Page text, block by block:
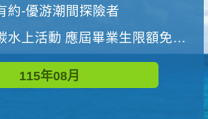
約-優游潮間探險者
上活動 應屆畢業生限額免費參加
115年08月